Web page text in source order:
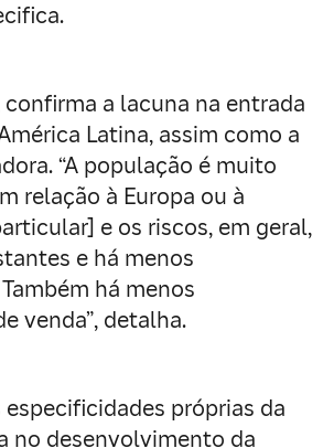
a lacuna na entrada
Latina, assim como a
“A população é muito
relação à Europa ou à
e os riscos, em geral,
e há menos
há menos
venda”, detalha.
especificidades próprias da
no desenvolvimento da